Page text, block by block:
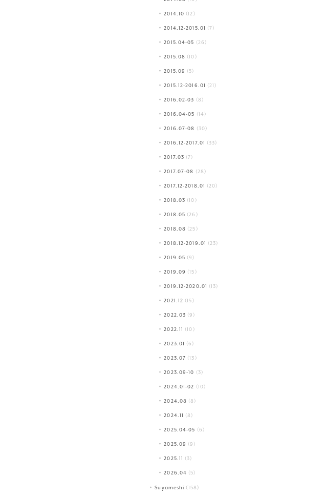
2014.10 (12)
2014.12-2015.01 (7)
2015.04-05 (26)
2015.08 (10)
2015.09 (5)
2015.12-2016.01 (21)
2016.02-03 (8)
2016.04-05 (14)
2016.07-08 (30)
2016.12-2017.01 (33)
2017.03 (7)
2017.07-08 (28)
2017.12-2018.01 (20)
2018.03 (10)
2018.05 (26)
2018.08 (25)
2018.12-2019.01 (23)
2019.05 (9)
2019.09 (15)
2019.12-2020.01 (13)
2021.12 (15)
2022.03 (9)
2022.11 (10)
2023.01 (6)
2023.07 (13)
2023.09-10 (3)
2024.01-02 (10)
2024.08 (8)
2024.11 (8)
2025.04-05 (6)
2025.09 (9)
2025.11 (3)
2026.04 (5)
Suyameshi (158)